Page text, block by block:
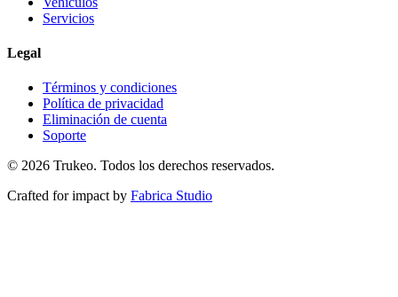
Servicios
Legal
Términos y condiciones
Política de privacidad
Eliminación de cuenta
Soporte
© 2026 Trukeo. Todos los derechos reservados.
Crafted for impact by Fabrica Studio